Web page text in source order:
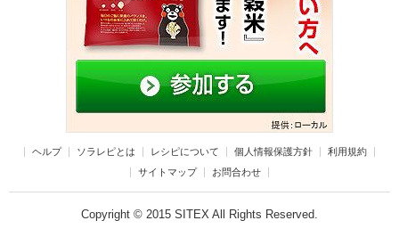
ヘルプ ソラレピとは レシピについて 個人情報保護方針
利用規約
サイトマップ
お問合わせ
Copyright © 2015 SITEX All Rights Reserved.